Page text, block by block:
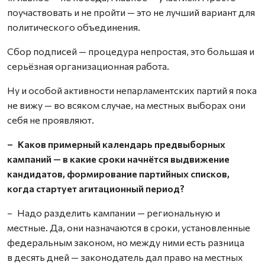
поучаствовать и не пройти — это не лучший вариант для
политического объединения.
Сбор подписей — процедура непростая, это большая и
серьёзная организационная работа.
Ну и особой активности непарламентских партий я пока
не вижу — во всяком случае, на местных выборах они
себя не проявляют.
– Каков примерный календарь предвыборных
кампаний — в какие сроки начнётся выдвижение
кандидатов, формирование партийных списков,
когда стартует агитационный период?
– Надо разделить кампании — региональную и
местные. Да, они назначаются в сроки, установленные
федеральным законом, но между ними есть разница
в десять дней — законодатель дал право на местных